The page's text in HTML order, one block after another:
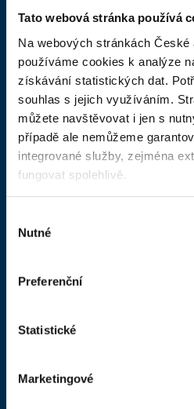
Tato webová stránka používá
Na webových stránkách
používáme cookies k analýze
získávání statistických dat.
souhlas s jejich využíváním.
můžete navštěvovat i jen s
případě ale nemůžeme
integrované služby, zejména
fungovat spolehlivě.
souhlasu
Nutné
Preferenční
Statistické
Marketingové
ČAK
Domů
Aktuality
Dokumenty a formuláře
Pro veřejnost
Advokátní deník
Portál ČAK
Česká advokátní komora
Kaňkův palác